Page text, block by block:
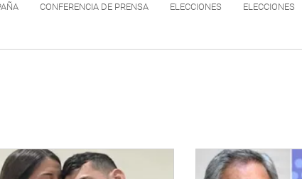
CONFERENCIA DE PRENSA ELECCIONES ELECCIONES